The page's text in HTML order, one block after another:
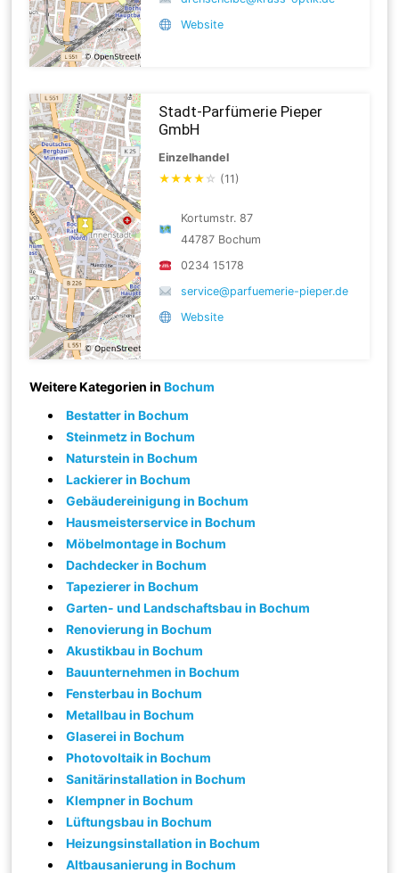
Website
Stadt-Parfümerie Pieper
GmbH
Einzelhandel
★★★★ ☆ (11)
Kortumstr. 87
44787 Bochum
0234 15178
service@parfuemerie-pieper.de
Website
Weitere Kategorien inBochum
Bestatter in Bochum
Steinmetz in Bochum
Naturstein in Bochum
Lackierer in Bochum
Gebäudereinigung in Bochum
Hausmeisterservice in Bochum
Möbelmontage in Bochum
Dachdecker in Bochum
Tapezierer in Bochum
Garten- und Landschaftsbau in Bochum
Renovierung in Bochum
Akustikbau in Bochum
Bauunternehmen in Bochum
Fensterbau in Bochum
Metallbau in Bochum
Glaserei in Bochum
Photovoltaik in Bochum
Sanitärinstallation in Bochum
Klempner in Bochum
Lüftungsbau in Bochum
Heizungsinstallation in Bochum
Altbausanierung in Bochum